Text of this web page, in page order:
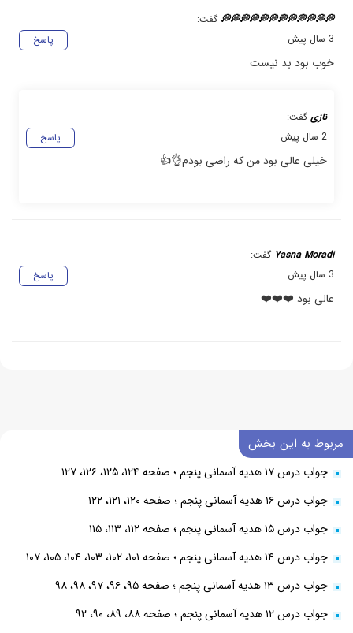
💭💭💭💭💭💭💭💭💭💭💭💭 گفت:
پاسخ
3 سال پیش
خوب بود بد نیست
نازی گفت:
پاسخ
2 سال پیش
خیلی عالی بود من که راضی بودم👌👍
Yasna Moradi گفت:
پاسخ
3 سال پیش
عالی بود ❤️❤️❤️
مربوط به این بخش
جواب درس ۱۷ هدیه آسمانی پنجم ؛ صفحه ۱۲۴، ۱۲۵، ۱۲۶، ۱۲۷
جواب درس ۱۶ هدیه آسمانی پنجم ؛ صفحه ۱۲۰، ۱۲۱، ۱۲۲
جواب درس ۱۵ هدیه آسمانی پنجم ؛ صفحه ۱۱۲، ۱۱۳، ۱۱۵
جواب درس ۱۴ هدیه آسمانی پنجم ؛ صفحه ۱۰۱، ۱۰۲، ۱۰۳، ۱۰۴، ۱۰۵، ۱۰۷
جواب درس ۱۳ هدیه آسمانی پنجم ؛ صفحه ۹۵، ۹۶، ۹۷، ۹۸، ۹۸
جواب درس ۱۲ هدیه آسمانی پنجم ؛ صفحه ۸۸، ۸۹، ۹۰، ۹۲